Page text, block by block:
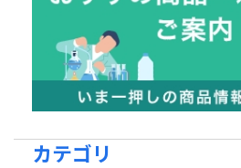
カテゴリ